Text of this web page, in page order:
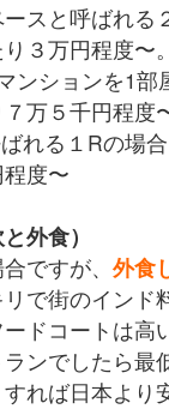
ースと呼ばれる
３万円程度〜。
ンションを1部
万５千円程度
れる１Rの場合
度〜
外食）
ですが、 外食
で街のインド
ドコートは高
ンでしたら最
れば日本より